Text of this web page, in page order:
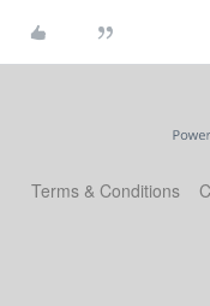
Terms & Conditions